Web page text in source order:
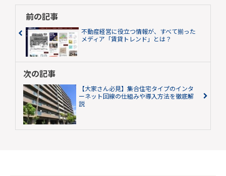
前の記事
不動産経営に役立つ情報が、すべて揃った
メディア「賃貸トレンド」とは？
次の記事
【大家さん必見】集合住宅タイプのインタ
ーネット回線の仕組みや導入方法を徹底解
説